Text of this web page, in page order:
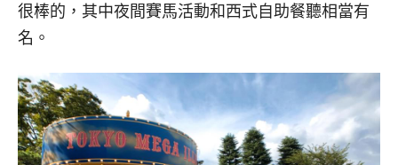
很棒的，其中夜間賽馬活動和西式自助餐聽相當有
名。